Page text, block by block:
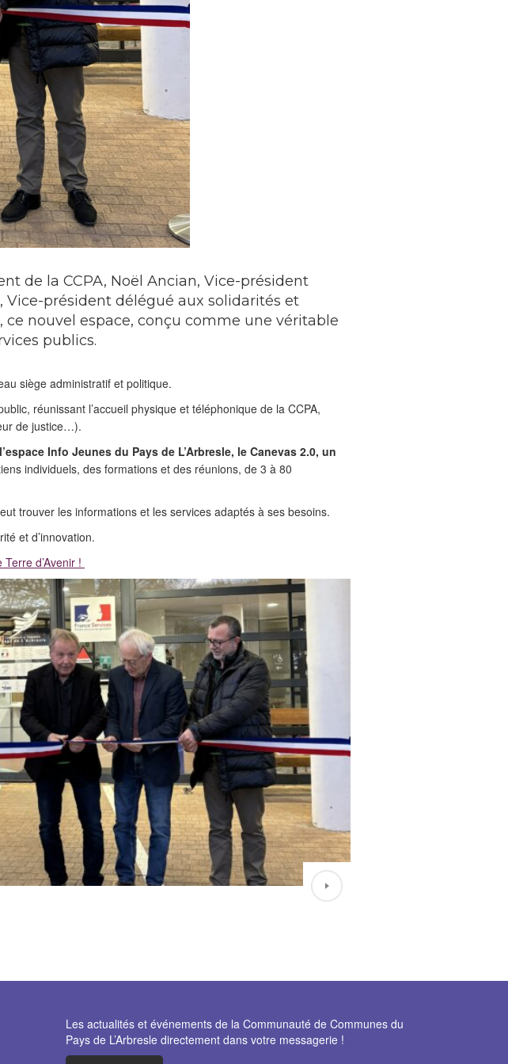
de la CCPA, Noël Ancian, Vice-président
président délégué aux solidarités et
nouvel espace, conçu comme une véritable
publics.
siège administratif et politique.
réunissant l’accueil physique et téléphonique de la CCPA,
de justice…).
l’espace Info Jeunes du Pays de L’Arbresle, le Canevas 2.0, un
individuels, des formations et des réunions, de 3 à 80
trouver les informations et les services adaptés à ses besoins.
et d’innovation.
d’Avenir !
Les actualités et événements de la Communauté de Communes du
Pays de L’Arbresle directement dans votre messagerie !